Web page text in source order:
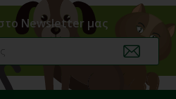
Newsletter μας